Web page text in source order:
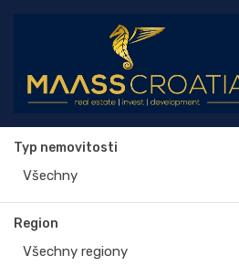
Typ nemovitosti
Všechny
Region
Všechny regiony